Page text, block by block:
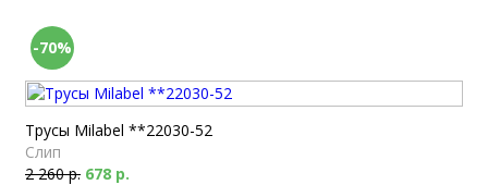
-70%
Трусы Milabel **22030-52
Слип
2 260 р. 678 р.